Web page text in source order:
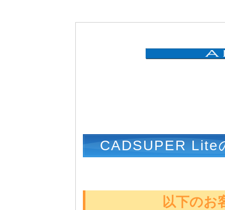
CADSUPER Lite
以下のお